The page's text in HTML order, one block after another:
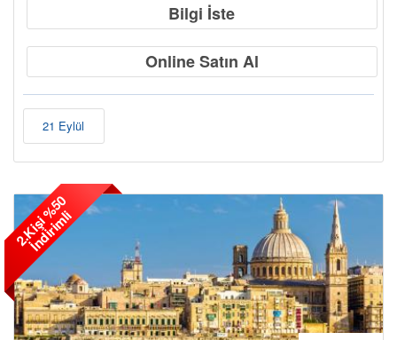
Bilgi İste
Online Satın Al
21 Eylül
2
.
K
i
ş
i
%
5
0
İ
n
d
i
r
i
m
l
i